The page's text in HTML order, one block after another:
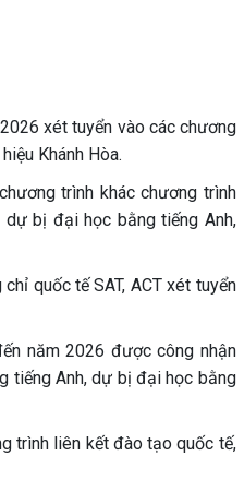
xét tuyển vào các chương
Khánh Hòa.
trình khác chương trình
dự bị đại học bằng tiếng Anh,
quốc tế SAT, ACT xét tuyển
năm 2026 được công nhận
tiếng Anh, dự bị đại học bằng
trình liên kết đào tạo quốc tế,